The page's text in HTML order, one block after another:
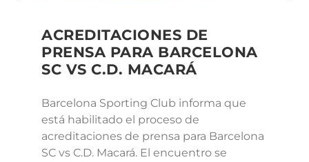
ACREDITACIONES DE
PRENSA PARA BARCELONA
SC VS C.D. MACARÁ
Barcelona Sporting Club informa que
está habilitado el proceso de
acreditaciones de prensa para Barcelona
SC vs C.D. Macará. El encuentro se